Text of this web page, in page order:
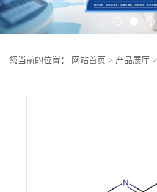
您当前的位置： 网站首页 > 产品展厅 >